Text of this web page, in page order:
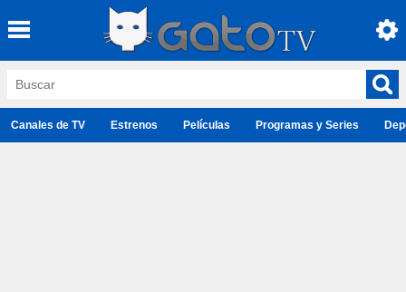
Canales de TV Estrenos Películas Programas y Series